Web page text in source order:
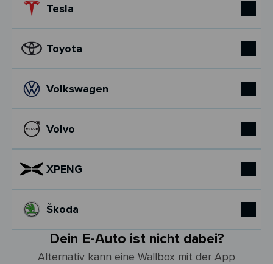
Tesla
Toyota
Volkswagen
Volvo
XPENG
Škoda
Dein E-Auto ist nicht dabei?
Alternativ kann eine Wallbox mit der App